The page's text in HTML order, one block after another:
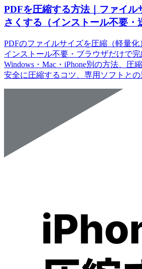
PDFを圧縮する方法｜ファイル
さくする（インストール不要・
PDFのファイルサイズを圧縮（軽量化
インストール不要・ブラウザだけで完
Windows・Mac・iPhone別の方法、圧
安全に圧縮するコツ、専用ソフトとの